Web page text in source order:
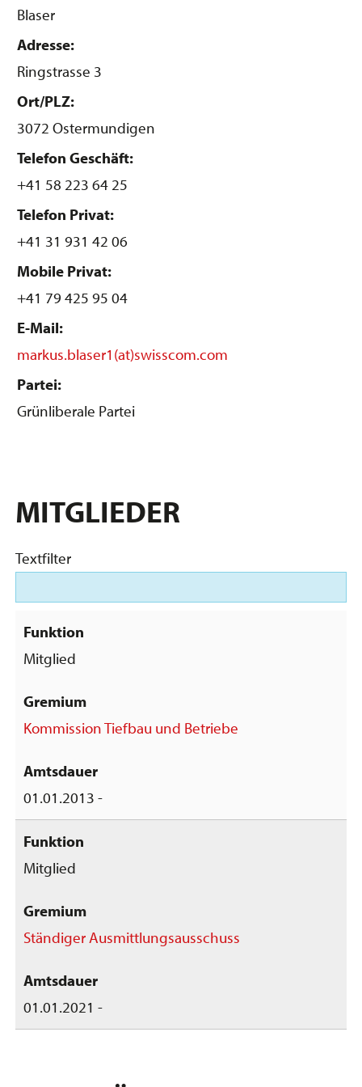
Blaser
Adresse:
Ringstrasse 3
Ort/PLZ:
3072 Ostermundigen
Telefon Geschäft:
+41 58 223 64 25
Telefon Privat:
+41 31 931 42 06
Mobile Privat:
+41 79 425 95 04
E-Mail:
markus.blaser1(at)swisscom.com
Partei:
Grünliberale Partei
MITGLIEDER
Textfilter
Mitglied
Kommission Tiefbau und Betriebe
01.01.2013 -
Mitglied
Ständiger Ausmittlungsausschuss
01.01.2021 -